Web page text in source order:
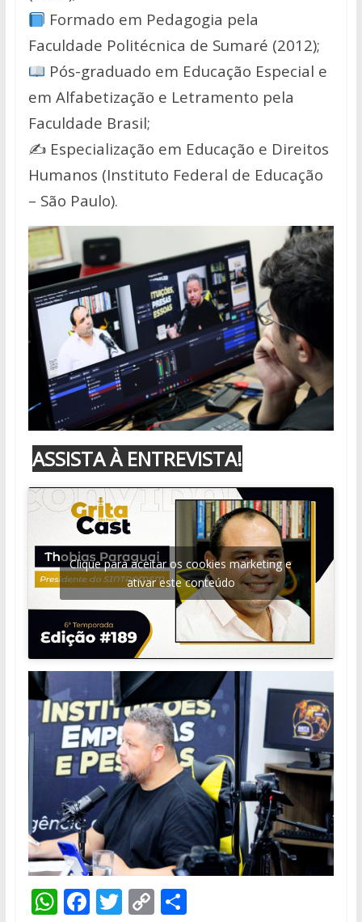
Formado em Pedagogia pela
Faculdade Politécnica de Sumaré (2012);
Pós-graduado em Educação Especial e
em Alfabetização e Letramento pela
Faculdade Brasil;
✍️ Especialização em Educação e Direitos
Humanos (Instituto Federal de Educação
– São Paulo).
ASSISTA À ENTREVISTA!
Clique para aceitar os cookies marketing e
ativar este conteúdo
W F T C S